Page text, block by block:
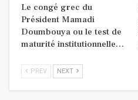
Le congé grec du
Président Mamadi
Doumbouya ou le test de
maturité institutionnelle…
PREV NEXT